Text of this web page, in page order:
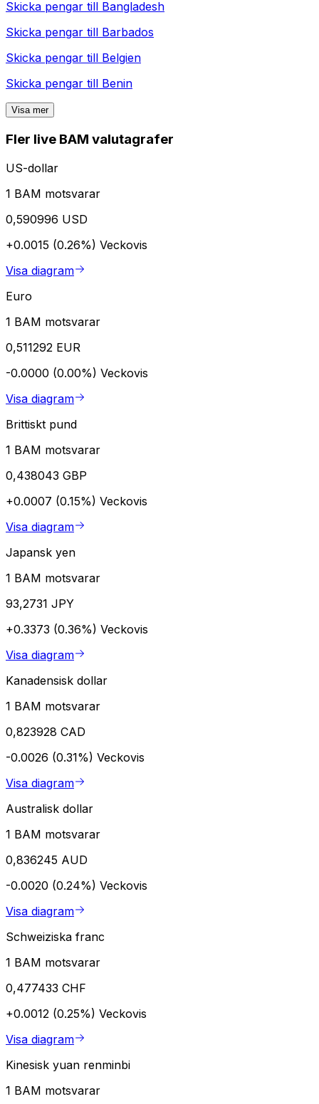
Skicka pengar till Bangladesh
Skicka pengar till Barbados
Skicka pengar till Belgien
Skicka pengar till Benin
Visa mer
Fler live BAM valutagrafer
US-dollar
1 BAM motsvarar
0,590996 USD
+0.0015 (0.26%) Veckovis
Visa diagram
Euro
1 BAM motsvarar
0,511292 EUR
-0.0000 (0.00%) Veckovis
Visa diagram
Brittiskt pund
1 BAM motsvarar
0,438043 GBP
+0.0007 (0.15%) Veckovis
Visa diagram
Japansk yen
1 BAM motsvarar
93,2731 JPY
+0.3373 (0.36%) Veckovis
Visa diagram
Kanadensisk dollar
1 BAM motsvarar
0,823928 CAD
-0.0026 (0.31%) Veckovis
Visa diagram
Australisk dollar
1 BAM motsvarar
0,836245 AUD
-0.0020 (0.24%) Veckovis
Visa diagram
Schweiziska franc
1 BAM motsvarar
0,477433 CHF
+0.0012 (0.25%) Veckovis
Visa diagram
Kinesisk yuan renminbi
1 BAM motsvarar